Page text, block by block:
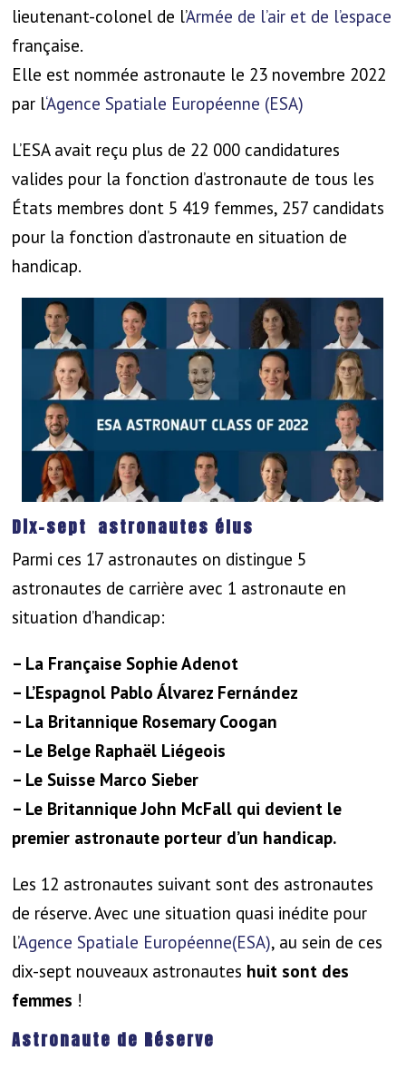
lieutenant-colonel de l’Armée de l’air et de l’espace
française.
Elle est nommée astronaute le 23 novembre 2022
par l‘Agence Spatiale Européenne (ESA)
L’ESA avait reçu plus de 22 000 candidatures
valides pour la fonction d’astronaute de tous les
États membres dont 5 419 femmes, 257 candidats
pour la fonction d’astronaute en situation de
handicap.
Dix-sept astronautes élus
Parmi ces 17 astronautes on distingue 5
astronautes de carrière avec 1 astronaute en
situation d’handicap:
– La Française Sophie Adenot
– L’Espagnol Pablo Álvarez Fernández
– La Britannique Rosemary Coogan
– Le Belge Raphaël Liégeois
– Le Suisse Marco Sieber
– Le Britannique John McFall qui devient le
premier astronaute porteur d’un handicap.
Les 12 astronautes suivant sont des astronautes
de réserve. Avec une situation quasi inédite pour
l’Agence Spatiale Européenne(ESA), au sein de ces
dix-sept nouveaux astronautes huit sont des
femmes !
Astronaute de Réserve